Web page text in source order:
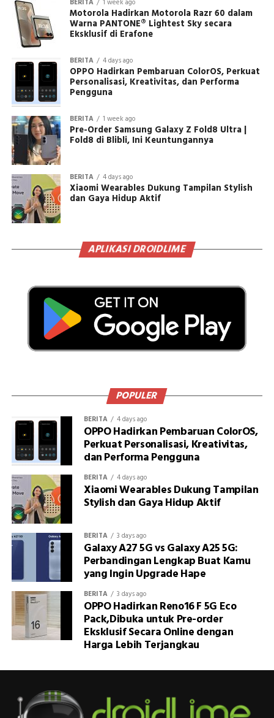
BERITA 1 week ago
Motorola Hadirkan Motorola Razr 60 dalam
Warna PANTONE® Lightest Sky secara
Eksklusif di Erafone
BERITA 4 days ago
OPPO Hadirkan Pembaruan ColorOS, Perkuat
Personalisasi, Kreativitas, dan Performa
Pengguna
BERITA 1 week ago
Pre-Order Samsung Galaxy Z Fold8 Ultra |
Fold8 di Blibli, Ini Keuntungannya
BERITA 4 days ago
Xiaomi Wearables Dukung Tampilan Stylish
dan Gaya Hidup Aktif
APLIKASI DROIDLIME
POPULER
BERITA 4 days ago
OPPO Hadirkan Pembaruan ColorOS,
Perkuat Personalisasi, Kreativitas,
dan Performa Pengguna
BERITA 4 days ago
Xiaomi Wearables Dukung Tampilan
Stylish dan Gaya Hidup Aktif
BERITA 3 days ago
Galaxy A27 5G vs Galaxy A25 5G:
Perbandingan Lengkap Buat Kamu
yang Ingin Upgrade Hape
BERITA 3 days ago
OPPO Hadirkan Reno16 F 5G Eco
Pack,Dibuka untuk Pre-order
Eksklusif Secara Online dengan
Harga Lebih Terjangkau